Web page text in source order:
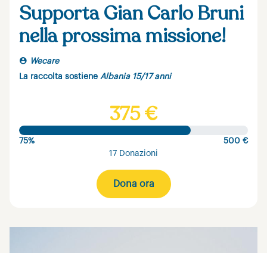
Supporta Gian Carlo Bruni
nella prossima missione!
Wecare
La raccolta sostiene Albania 15/17 anni
375 €
75%
500 €
17 Donazioni
Dona ora